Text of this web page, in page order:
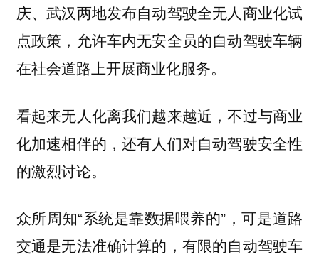
庆、武汉两地发布自动驾驶全无人商业化试
点政策，允许车内无安全员的自动驾驶车辆
在社会道路上开展商业化服务。
看起来无人化离我们越来越近，不过与商业
化加速相伴的，还有人们对自动驾驶安全性
的激烈讨论。
众所周知“系统是靠数据喂养的”，可是道路
交通是无法准确计算的，有限的自动驾驶车